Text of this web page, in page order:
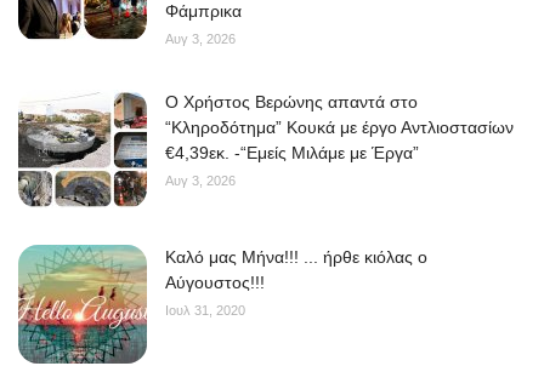
Φάμπρικα
Αυγ 3, 2026
O Χρήστος Βερώνης απαντά στο
“Κληροδότημα” Κουκά με έργο Αντλιοστασίων
€4,39εκ. -“Εμείς Μιλάμε με Έργα”
Αυγ 3, 2026
Kαλό μας Μήνα!!! ... ήρθε κιόλας ο
Αύγουστος!!!
Ιουλ 31, 2020